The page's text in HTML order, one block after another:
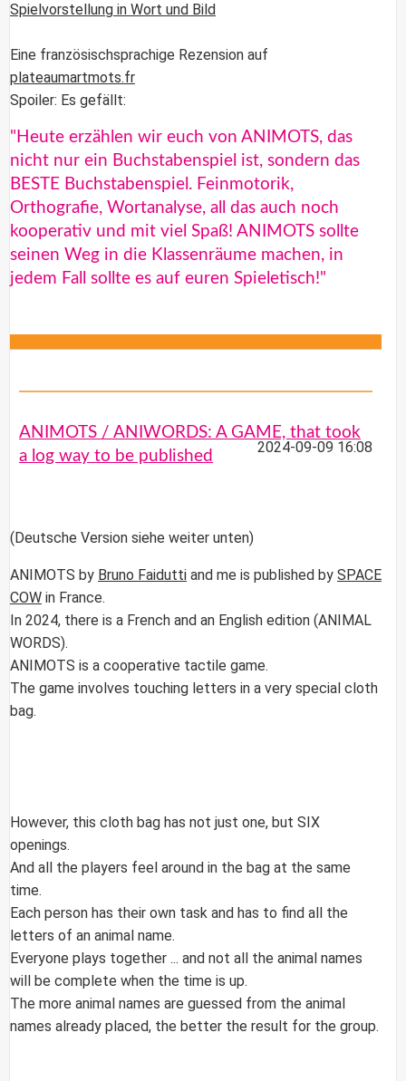
Spielvorstellung in Wort und Bild
Eine französischsprachige Rezension auf
plateaumartmots.fr
Spoiler: Es gefällt:
"Heute erzählen wir euch von ANIMOTS, das
nicht nur ein Buchstabenspiel ist, sondern das
BESTE Buchstabenspiel. Feinmotorik,
Orthografie, Wortanalyse, all das auch noch
kooperativ und mit viel Spaß! ANIMOTS sollte
seinen Weg in die Klassenräume machen, in
jedem Fall sollte es auf euren Spieletisch!"
2024-09-09 16:08
ANIMOTS / ANIWORDS: A GAME, that took
a log way to be published
(Deutsche Version siehe weiter unten)
ANIMOTS by Bruno Faidutti and me is published by SPACE
COW in France.
In 2024, there is a French and an English edition (ANIMAL
WORDS).
ANIMOTS is a cooperative tactile game.
The game involves touching letters in a very special cloth
bag.
However, this cloth bag has not just one, but SIX
openings.
And all the players feel around in the bag at the same
time.
Each person has their own task and has to find all the
letters of an animal name.
Everyone plays together ... and not all the animal names
will be complete when the time is up.
The more animal names are guessed from the animal
names already placed, the better the result for the group.